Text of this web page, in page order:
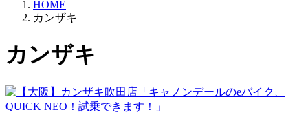
HOME
カンザキ
カンザキ